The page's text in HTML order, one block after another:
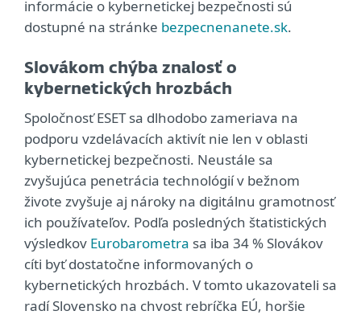
informácie o kybernetickej bezpečnosti sú
dostupné na stránke bezpecnenanete.sk.
Slovákom chýba znalosť o
kybernetických hrozbách
Spoločnosť ESET sa dlhodobo zameriava na
podporu vzdelávacích aktivít nie len v oblasti
kybernetickej bezpečnosti. Neustále sa
zvyšujúca penetrácia technológií v bežnom
živote zvyšuje aj nároky na digitálnu gramotnosť
ich používateľov. Podľa posledných štatistických
výsledkov Eurobarometra sa iba 34 % Slovákov
cíti byť dostatočne informovaných o
kybernetických hrozbách. V tomto ukazovateli sa
radí Slovensko na chvost rebríčka EÚ, horšie